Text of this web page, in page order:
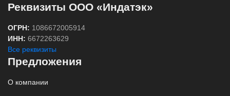
Реквизиты ООО «Индатэк»
ОГРН: 1086672005914
ИНН: 6672263629
Все реквизиты
Предложения
О компании